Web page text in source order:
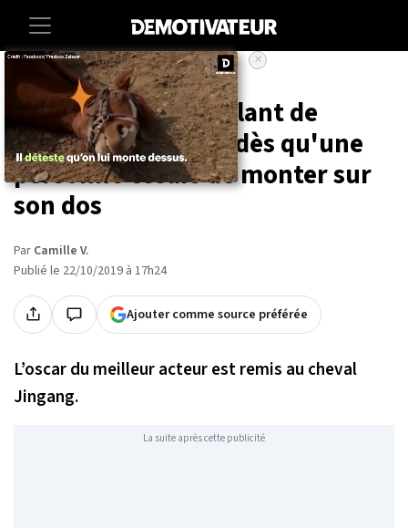
Accueil Societe Animaux
Ce cheval fait semblant de
tomber raide mort dès qu'une
personne essaie de monter sur
son dos
Par Camille V.
Publié le 22/10/2019 à 17h24
Ajouter comme source préférée
×
L’oscar du meilleur acteur est remis au cheval
Jingang.
La suite après cette publicité